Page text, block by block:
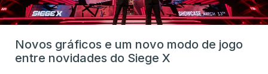
Novos gráficos e um novo modo de jogo
entre novidades do Siege X